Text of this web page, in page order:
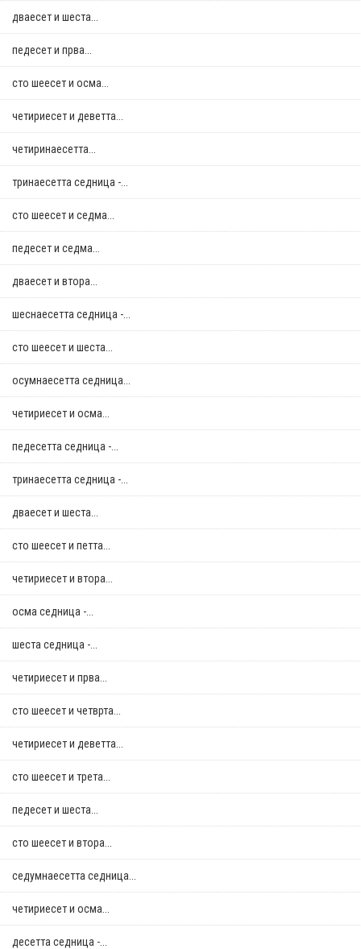
дваесет и шеста...
педесет и прва...
сто шеесет и осма...
четириесет и деветта...
четиринаесетта...
тринаесетта седница -...
сто шеесет и седма...
педесет и седма...
дваесет и втора...
шеснаесетта седница -...
сто шеесет и шеста...
осумнaесетта седница...
четириесет и осма...
педесетта седница -...
тринаесетта седница -...
дваесет и шеста...
сто шеесет и петта...
четириесет и втора...
осма седница -...
шеста седница -...
четириесет и прва...
сто шеесет и четврта...
четириесет и деветта...
сто шеесет и трета...
педесет и шеста...
сто шеесет и втора...
седумнаесетта седница...
четириесет и осма...
десетта седница -...